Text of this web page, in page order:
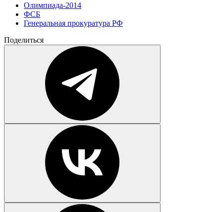
Олимпиада-2014
ФСБ
Генеральная прокуратура РФ
Поделиться